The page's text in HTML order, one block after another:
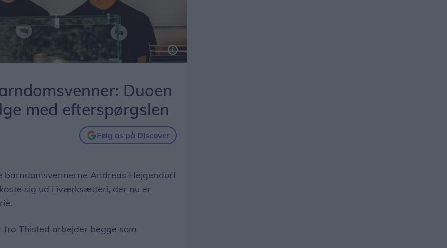
Duoen
med efterspørgslen
Følg os på Discover
barndomsvennerne Andreas Hejgendorf
sig ud i iværksætteri, der nu er
Thisted arbejder begge som